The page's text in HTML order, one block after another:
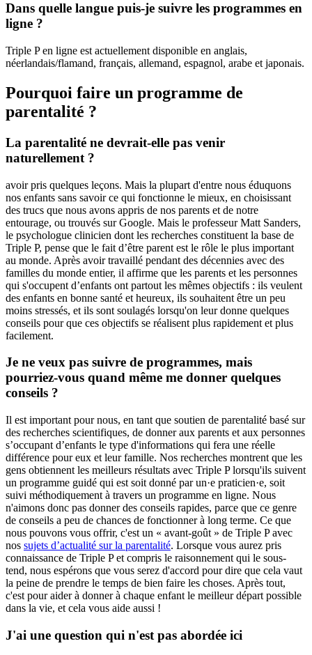
Dans quelle langue puis-je suivre les programmes en
ligne ?
Triple P en ligne est actuellement disponible en anglais,
néerlandais/flamand, français, allemand, espagnol, arabe et japonais.
Pourquoi faire un programme de
parentalité ?
La parentalité ne devrait-elle pas venir
naturellement ?
avoir pris quelques leçons. Mais la plupart d'entre nous éduquons
nos enfants sans savoir ce qui fonctionne le mieux, en choisissant
des trucs que nous avons appris de nos parents et de notre
entourage, ou trouvés sur Google. Mais le professeur Matt Sanders,
le psychologue clinicien dont les recherches constituent la base de
Triple P, pense que le fait d’être parent est le rôle le plus important
au monde. Après avoir travaillé pendant des décennies avec des
familles du monde entier, il affirme que les parents et les personnes
qui s'occupent d’enfants ont partout les mêmes objectifs : ils veulent
des enfants en bonne santé et heureux, ils souhaitent être un peu
moins stressés, et ils sont soulagés lorsqu'on leur donne quelques
conseils pour que ces objectifs se réalisent plus rapidement et plus
facilement.
Je ne veux pas suivre de programmes, mais
pourriez-vous quand même me donner quelques
conseils ?
Il est important pour nous, en tant que soutien de parentalité basé sur
des recherches scientifiques, de donner aux parents et aux personnes
s’occupant d’enfants le type d'informations qui fera une réelle
différence pour eux et leur famille. Nos recherches montrent que les
gens obtiennent les meilleurs résultats avec Triple P lorsqu'ils suivent
un programme guidé qui est soit donné par un·e praticien·e, soit
suivi méthodiquement à travers un programme en ligne. Nous
n'aimons donc pas donner des conseils rapides, parce que ce genre
de conseils a peu de chances de fonctionner à long terme. Ce que
nous pouvons vous offrir, c'est un « avant-goût » de Triple P avec
nos sujets d’actualité sur la parentalité. Lorsque vous aurez pris
connaissance de Triple P et compris le raisonnement qui le sous-
tend, nous espérons que vous serez d'accord pour dire que cela vaut
la peine de prendre le temps de bien faire les choses. Après tout,
c'est pour aider à donner à chaque enfant le meilleur départ possible
dans la vie, et cela vous aide aussi !
J'ai une question qui n'est pas abordée ici